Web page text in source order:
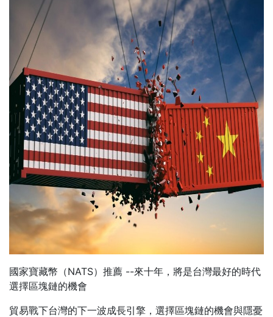
國家寶藏幣（NATS）推薦 --來十年，將是台灣最好的時代
選擇區塊鏈的機會
貿易戰下台灣的下一波成長引擎，選擇區塊鏈的機會與隱憂